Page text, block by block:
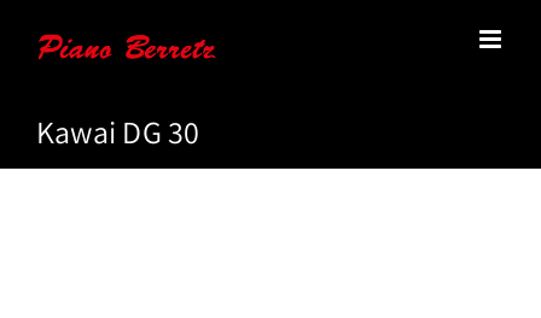
Inhalt
Kawai DG 30